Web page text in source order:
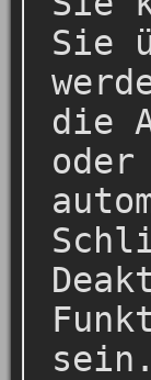
Sie
die
sein.